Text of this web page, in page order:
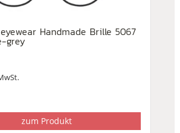
Handmade Brille 5067
grey
zum Produkt